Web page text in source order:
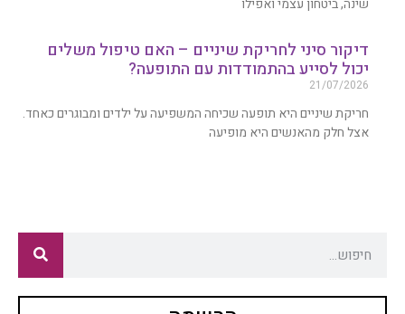
דיקור סיני לחריקת שיניים – האם טיפול משלים
יכול לסייע בהתמודדות עם התופעה?
21/07/2026
חריקת שיניים היא תופעה שכיחה המשפיעה על ילדים ומבוגרים כאחד.
אצל חלק מהאנשים היא מופיעה